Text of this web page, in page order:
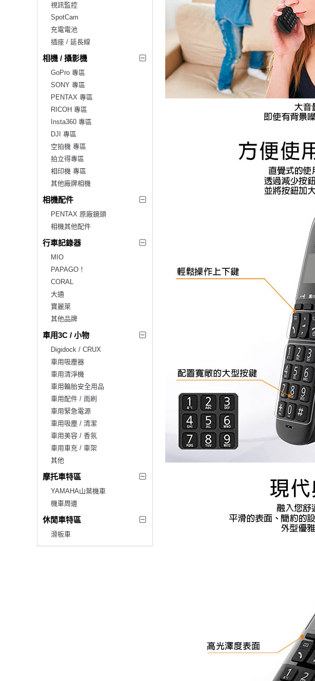
視訊監控
SpotCam
充電電池
插座 / 延長線
相機 / 攝影機
GoPro 專區
SONY 專區
PENTAX 專區
RICOH 專區
Insta360 專區
DJI 專區
空拍機 專區
拍立得專區
相印機 專區
其他廠牌相機
相機配件
PENTAX 原廠鏡頭
相機其他配件
行車記錄器
MIO
PAPAGO！
CORAL
大通
寶麗萊
其他品牌
車用3C / 小物
Digidock / CRUX
車用吸塵器
車用清淨機
車用輪胎安全用品
車用配件 / 雨刷
車用緊急電源
車用吸塵 / 清潔
車用美容 / 香氛
車用車充 / 車架
其他
摩托車特區
YAMAHA山葉機車
機車周邊
休閒車特區
滑板車